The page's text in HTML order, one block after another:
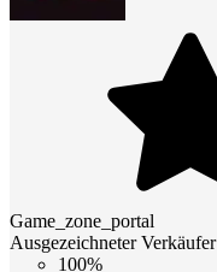
Game_zone_portal
Ausgezeichneter Verkäufer
100%